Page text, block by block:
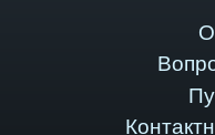
О